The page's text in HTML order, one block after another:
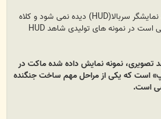
39- در نمونه فعلی قاهر، نمایشگر سربالا(HUD) دیده نمی شود و کلاه
پروازی ساده است و بدیهی است در نمونه های تولیدی شاهد HUD
تصویری، نمونه نمایش داده شده ماکت در
است که یکی از مراحل مهم ساخت جنگنده
است.